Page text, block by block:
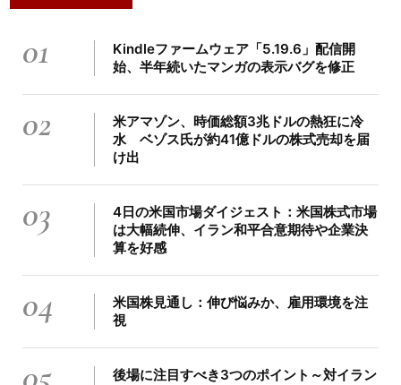
01
Kindleファームウェア「5.19.6」配信開
始、半年続いたマンガの表示バグを修正
02
米アマゾン、時価総額3兆ドルの熱狂に冷
水 ベゾス氏が約41億ドルの株式売却を届
け出
03
4日の米国市場ダイジェスト：米国株式市場
は大幅続伸、イラン和平合意期待や企業決
算を好感
04
米国株見通し：伸び悩みか、雇用環境を注
視
後場に注目すべき3つのポイント～対イラン